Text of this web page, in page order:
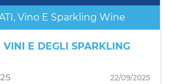
, Vino E Sparkling Wine
VINI E DEGLI SPARKLING
22/09/2025